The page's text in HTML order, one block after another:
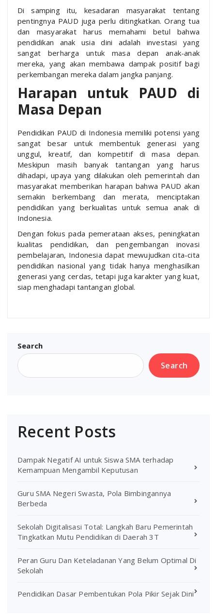
Di samping itu, kesadaran masyarakat tentang
pentingnya PAUD juga perlu ditingkatkan. Orang tua
dan masyarakat harus memahami betul bahwa
pendidikan anak usia dini adalah investasi yang
sangat berharga untuk masa depan anak-anak
mereka, yang akan membawa dampak positif bagi
perkembangan mereka dalam jangka panjang.
Harapan untuk PAUD di
Masa Depan
Pendidikan PAUD di Indonesia memiliki potensi yang
sangat besar untuk membentuk generasi yang
unggul, kreatif, dan kompetitif di masa depan.
Meskipun masih banyak tantangan yang harus
dihadapi, upaya yang dilakukan oleh pemerintah dan
masyarakat memberikan harapan bahwa PAUD akan
semakin berkembang dan merata, menciptakan
pendidikan yang berkualitas untuk semua anak di
Indonesia.
Dengan fokus pada pemerataan akses, peningkatan
kualitas pendidikan, dan pengembangan inovasi
pembelajaran, Indonesia dapat mewujudkan cita-cita
pendidikan nasional yang tidak hanya menghasilkan
generasi yang cerdas, tetapi juga karakter yang kuat,
siap menghadapi tantangan global.
Search
Search
Recent Posts
Dampak Negatif AI untuk Siswa SMA terhadap
Kemampuan Mengambil Keputusan
Guru SMA Negeri Swasta, Pola Bimbingannya
Berbeda
Sekolah Digitalisasi Total: Langkah Baru Pemerintah
Tingkatkan Mutu Pendidikan di Daerah 3T
Peran Guru Dan Keteladanan Yang Belum Optimal Di
Sekolah
Pendidikan Dasar Pembentukan Pola Pikir Sejak Dini